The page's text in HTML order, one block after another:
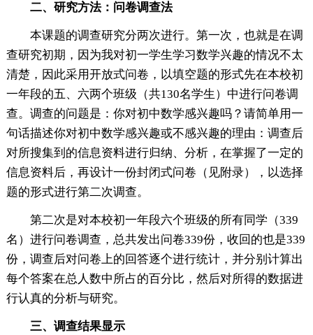
二、研究方法：问卷调查法
本课题的调查研究分两次进行。第一次，也就是在调
查研究初期，因为我对初一学生学习数学兴趣的情况不太
清楚，因此采用开放式问卷，以填空题的形式先在本校初
一年段的五、六两个班级（共130名学生）中进行问卷调
查。调查的问题是：你对初中数学感兴趣吗？请简单用一
句话描述你对初中数学感兴趣或不感兴趣的理由：调查后
对所搜集到的信息资料进行归纳、分析，在掌握了一定的
信息资料后，再设计一份封闭式问卷（见附录），以选择
题的形式进行第二次调查。
第二次是对本校初一年段六个班级的所有同学（339
名）进行问卷调查，总共发出问卷339份，收回的也是339
份，调查后对问卷上的回答逐个进行统计，并分别计算出
每个答案在总人数中所占的百分比，然后对所得的数据进
行认真的分析与研究。
三、调查结果显示